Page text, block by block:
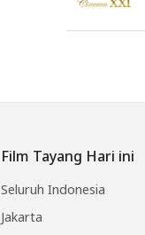
Film Tayang Hari ini
Seluruh Indonesia
Jakarta